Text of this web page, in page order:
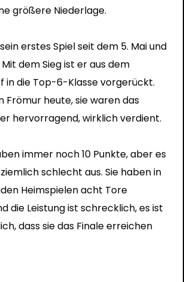
größere Niederlage.
erstes Spiel seit dem 5. Mai und
dem Sieg ist er aus dem
in die Top-6-Klasse vorgerückt.
Frömur heute, sie waren das
hervorragend, wirklich verdient.
immer noch 10 Punkte, aber es
schlecht aus. Sie haben in
Heimspielen acht Tore
die Leistung ist schrecklich, es ist
dass sie das Finale erreichen